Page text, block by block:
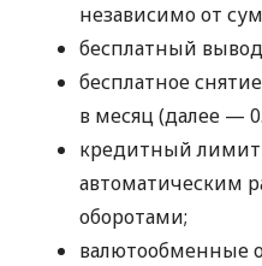
независимо от
бесплатный
бесплатное
в месяц (далее —
кредитный
автоматическим
оборотами;
валютообменные